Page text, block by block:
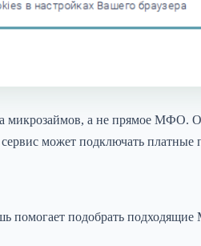
а не прямое МФО. Он
может подключать платные
помогает подобрать